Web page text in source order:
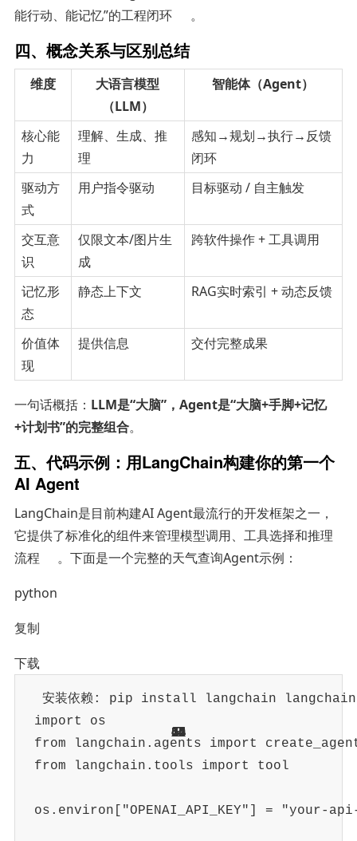
14
14
64
2
14
14
能行动、能记忆”的工程闭环
64
。
四、概念关系与区别总结
维度
大语言模型
（LLM）
智能体（Agent）
核心能
力
理解、生成、推
理
感知→规划→执行→反馈
闭环
驱动方
式
用户指令驱动 目标驱动 / 自主触发
交互意
识
仅限文本/图片生
成
跨软件操作 + 工具调用
记忆形
态
静态上下文 RAG实时索引 + 动态反馈
价值体
现
提供信息 交付完整成果
2
一句话概括： LLM是“大脑”，Agent是“大脑+手脚+记忆
+计划书”的完整组合。
五、代码示例：用LangChain构建你的第一个
AI Agent
LangChain是目前构建AI Agent最流行的开发框架之一，
它提供了标准化的组件来管理模型调用、工具选择和推理
流程
22
。下面是一个完整的天气查询Agent示例：
python
复制
下载
安装依赖: pip install langchain
import
os
from langchain . agents import
from langchain . tools import tool
os . environ "OPENAI_API_KEY" = "your-
24
64
3
64
64
61
61
12
2
14
40
22